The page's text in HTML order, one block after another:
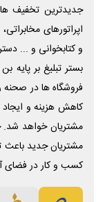
جدیدترین تخفیف ها
اپراتورهای
و کتابخوانی و ...
بستر تبلیغ بر پایه
فروشگاه ها در صحنه
کاهش هزینه و
مشتریان خواهد
مشتریان جدید باعث
کسب و کار در فضای